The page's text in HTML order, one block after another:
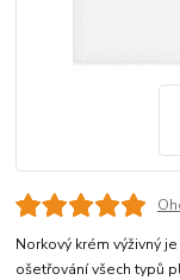
Norkový krém výživný
ošetřování všech typů